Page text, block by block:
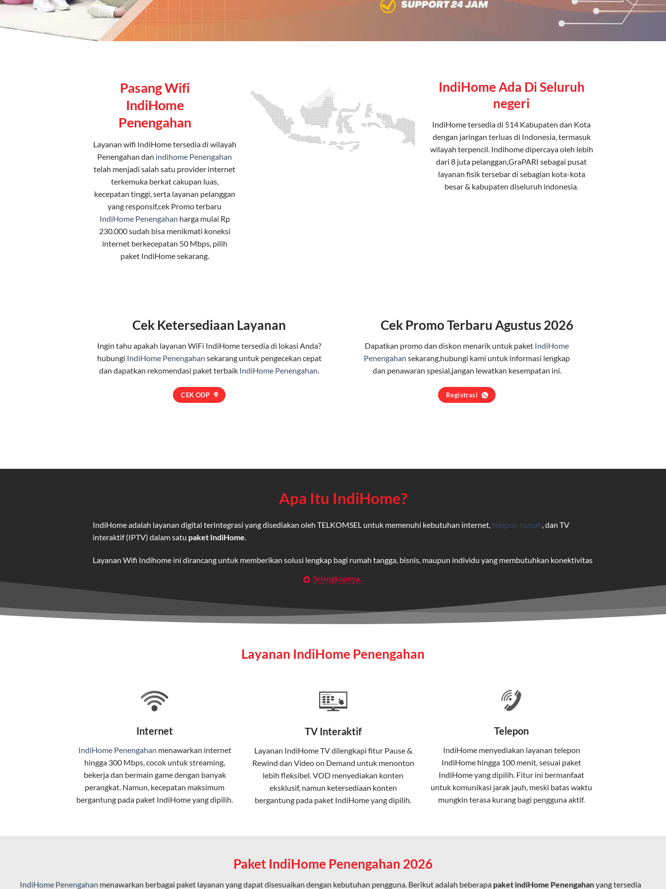
Pasang Wifi
IndiHome
Penengahan
Layanan wifi IndiHometersedia di wilayah
Penengahan dan indihome Penengahan
telah menjadi salah satu provider internet
terkemuka berkat cakupan luas,
kecepatan tinggi, serta layanan pelanggan
yang responsif,cek Promo terbaru
IndiHome Penengahan harga mulai Rp
230.000 sudah bisa menikmati koneksi
internet berkecepatan 50 Mbps, pilih
paket IndiHomesekarang.
IndiHome Ada Di Seluruh
negeri
IndiHome tersedia di 514 Kabupaten dan Kota
dengan jaringan terluas di Indonesia, termasuk
wilayah terpencil. Indihome dipercaya oleh lebih
dari 8 juta pelanggan,GraPARI sebagai pusat
layanan fisik tersebar di sebagian kota-kota
besar & kabupaten diseluruh indonesia.
Cek Ketersediaan Layanan
Ingin tahu apakah layanan WiFi IndiHome tersedia di lokasi Anda?
hubungi IndiHome Penengahan sekarang untuk pengecekan cepat
dan dapatkan rekomendasi paket terbaik IndiHome Penengahan.
CEK ODP
Cek Promo Terbaru Agustus 2026
Dapatkan promo dan diskon menarik untuk paket IndiHome
Penengahan sekarang,hubungi kami untuk informasi lengkap
dan penawaran spesial,jangan lewatkan kesempatan ini.
Registrasi
Apa Itu IndiHome?
IndiHome adalah layanan digital terintegrasi yang disediakan oleh TELKOMSEL untuk memenuhi kebutuhan internet, telepon rumah , dan TV
interaktif (IPTV) dalam satu paket IndiHome
Layanan Wifi Indihome ini dirancang untuk memberikan solusi lengkap bagi rumah tangga, bisnis, maupun individu yang membutuhkan konektivitas
Wifi IndiHome adalah layananinternetberbasis fiber optic yang disediakan oleh Telkom Indonesia untuk pengguna rumah dan bisnis.
Teknologi di Balik WiFi IndiHome
pelanggan. Teknologi ini memiliki beberapa keunggulan:
Kecepatan Tinggi
Serat optik mampu mentransmisikan data dalam kecepatan tinggi hingga 1 Gbps, lebih cepat dibandingkan kabel tembaga atau DSL.
Koneksi Stabil
Selengkapnya..
Layanan IndiHome Penengahan
Internet
IndiHome Penengahan menawarkan internet
hingga 300 Mbps, cocok untuk streaming,
bekerja dan bermain game dengan banyak
perangkat. Namun, kecepatan maksimum
bergantung pada paket IndiHome yang dipilih.
TV Interaktif
Layanan IndiHome TVdilengkapi fitur Pause &
Rewind dan Video on Demand untuk menonton
lebih fleksibel. VOD menyediakan konten
eksklusif, namun ketersediaan konten
bergantung pada paket IndiHome yang dipilih.
Telepon
IndiHome menyediakan layanan telepon
IndiHome hingga 100 menit, sesuai paket
IndiHome yang dipilih. Fitur ini bermanfaat
untuk komunikasi jarak jauh, meski batas waktu
mungkin terasa kurang bagi pengguna aktif.
Paket IndiHome Penengahan 2026
IndiHome Penengahan menawarkan berbagai paket layanan yang dapat disesuaikan dengan kebutuhan pengguna. Berikut adalah beberapa paket indiHome Penengahanyang tersedia